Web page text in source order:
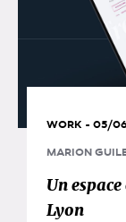
WORK - 05/
MARION
Un
Lyon